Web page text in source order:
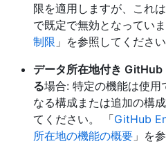
限を適用しますが、これ
で既定で無効となってい
制限 」を参照してください
データ所在地付き
る場合: 特定の機能は使
なる構成または追加の構
てください。 「GitHub
所在地の機能の概要 」を